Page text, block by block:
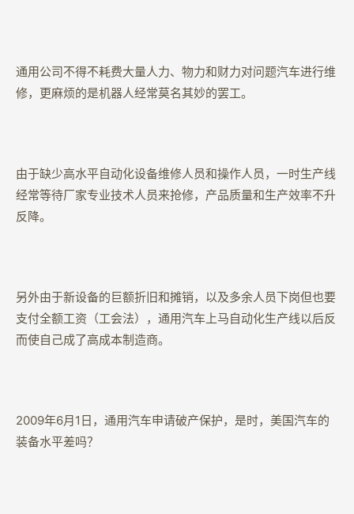
通用公司不得不耗费大量人力、物力和财力对问题汽车进行维
修，更麻烦的是机器人经常莫名其妙的罢工。
由于缺少高水平自动化设备维修人员和操作人员，一时生产线
经常等待厂家专业技术人员来抢修，产品质量和生产效率不升
反降。
另外由于新设备的巨额折旧和摊销，以及多余人员下岗但也要
支付全额工资（工会法），通用汽车上马自动化生产线以后反
而使自己成了高成本制造商。
2009年6月1日，通用汽车申请破产保护，是时，美国汽车的
装备水平差吗？